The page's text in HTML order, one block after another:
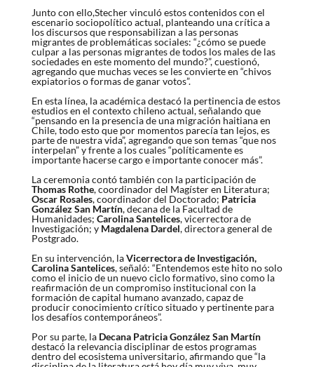
Junto con ello,Stechervinculó estos contenidos con el
escenario sociopolítico actual, planteando una crítica a
los discursos que responsabilizan a las personas
migrantes de problemáticas sociales: “¿cómo se puede
culpar a las personas migrantes de todos los males de las
sociedades en este momento del mundo?”, cuestionó,
agregando que muchas veces se les convierte en “chivos
expiatorios o formas de ganar votos”.
En esta línea, la académica destacó la pertinencia de estos
estudios en el contexto chileno actual, señalando que
“pensando en la presencia de una migración haitiana en
Chile, todo esto que por momentos parecía tan lejos, es
parte de nuestra vida”, agregando que son temas “que nos
interpelan” y frente a los cuales “políticamente es
importante hacerse cargo e importante conocer más”.
La ceremonia contó también con la participación de
Thomas Rothe, coordinador del Magíster en Literatura;
Oscar Rosales, coordinador del Doctorado; Patricia
González San Martín, decana de la Facultad de
Humanidades; Carolina Santelices, vicerrectora de
Investigación; y Magdalena Dardel, directora general de
Postgrado.
En su intervención, laVicerrectora de Investigación,
Carolina Santelices, señaló: “Entendemos este hito no solo
como el inicio de un nuevo ciclo formativo, sino como la
reafirmación de un compromiso institucional con la
formación de capital humano avanzado, capaz de
producir conocimiento crítico situado y pertinente para
los desafíos contemporáneos”.
Por su parte, la Decana Patricia González San Martín
destacó la relevancia disciplinar de estos programas
dentro del ecosistema universitario, afirmando que “la